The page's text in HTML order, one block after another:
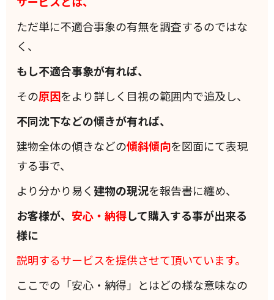
ただ単に不適合事象の有無を調査するのではな
く、
もし不適合事象が有れば、
その原因をより詳しく目視の範囲内で追及し、
不同沈下などの傾きが有れば、
建物全体の傾きなどの傾斜傾向を図面にて表現
する事で、
より分かり易く 建物の現況を報告書に纏め、
お客様が、 安心・納得して購入する事が出来る
様に
説明するサービスを提供させて頂いています。
ここでの「安心・納得」とはどの様な意味なの